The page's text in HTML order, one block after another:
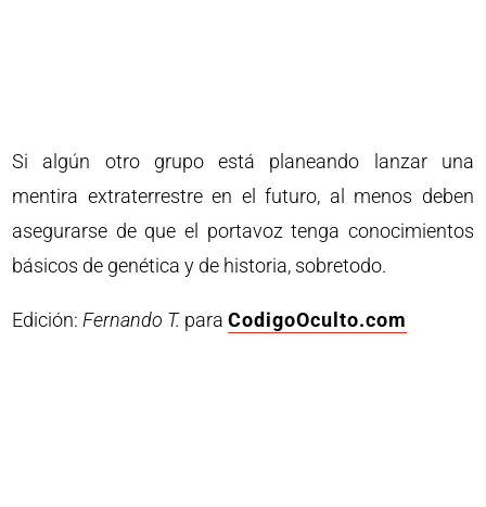
Si algún otro grupo está planeando lanzar una
mentira extraterrestre en el futuro, al menos deben
asegurarse de que el portavoz tenga conocimientos
básicos de genética y de historia, sobretodo.
Edición: Fernando T. paraCodigoOculto.com